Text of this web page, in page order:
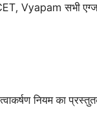
Vyapam सभी
नियम का